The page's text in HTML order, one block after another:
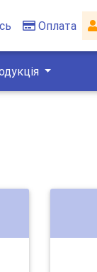
Оплата